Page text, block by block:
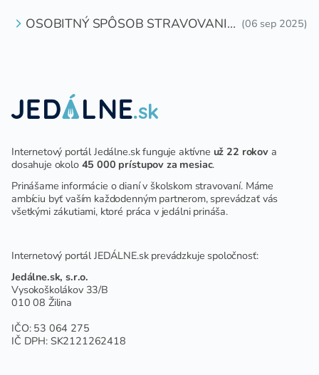
OSOBITNÝ SPÔSOB STRAVOVANIA (06 sep 2025)
Internetový portál Jedálne.sk funguje aktívne už 22 rokova
dosahuje okolo 45 000 prístupov za mesiac.
Prinášame informácie o dianí v školskom stravovaní. Máme
ambíciu byť vaším každodenným partnerom, sprevádzať vás
všetkými zákutiami, ktoré práca v jedálni prináša.
Internetový portál JEDÁLNE.sk prevádzkuje spoločnosť:
Jedálne.sk, s.r.o.
Vysokoškolákov 33/B
010 08 Žilina
IČO: 53 064 275
IČ DPH: SK2121262418